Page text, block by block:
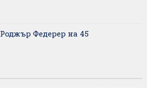
Роджър Федерер на 45